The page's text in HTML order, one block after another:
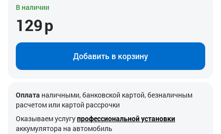
В наличии
129р
Добавить в корзину
Оплата наличными, банковской картой, безналичным
расчетом или картой рассрочки
Оказываем услугупрофессиональной установки
аккумулятора на автомобиль